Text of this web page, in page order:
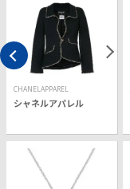
CHANELAPPAREL
シャネルアパレル